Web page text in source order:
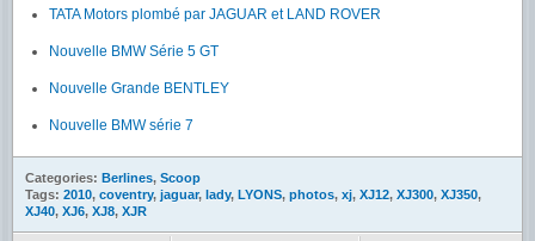
TATA Motors plombé par JAGUAR et LAND ROVER
Nouvelle BMW Série 5 GT
Nouvelle Grande BENTLEY
Nouvelle BMW série 7
Categories: Berlines, Scoop
Tags: 2010, coventry, jaguar, lady, LYONS, photos, xj, XJ12, XJ300, XJ350,
XJ40, XJ6, XJ8, XJR